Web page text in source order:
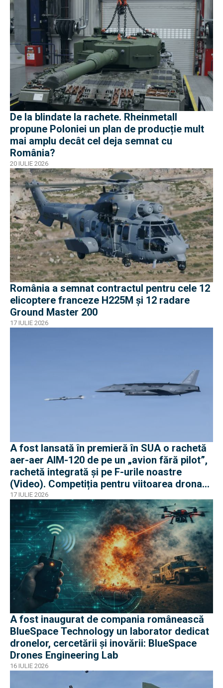
De la blindate la rachete. Rheinmetall
propune Poloniei un plan de producție mult
mai amplu decât cel deja semnat cu
România?
20 IULIE 2026
România a semnat contractul pentru cele 12
elicoptere franceze H225M și 12 radare
Ground Master 200
17 IULIE 2026
A fost lansată în premieră în SUA o rachetă
aer-aer AIM-120 de pe un „avion fără pilot”,
rachetă integrată și pe F-urile noastre
(Video). Competiția pentru viitoarea drona
„loyal wing” e acerbă
17 IULIE 2026
A fost inaugurat de compania românească
BlueSpace Technology un laborator dedicat
dronelor, cercetării și inovării: BlueSpace
Drones Engineering Lab
16 IULIE 2026